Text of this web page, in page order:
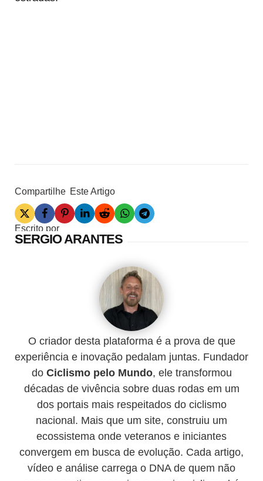
Compartilhe Este Artigo
Escrito por
SERGIO ARANTES
O criador desta plataforma é a prova de que
experiência e inovação pedalam juntas. Fundador
do Ciclismo pelo Mundo, ele transformou
décadas de vivência sobre duas rodas em um
dos portais mais respeitados do ciclismo
nacional. Mais que um site, construiu um
ecossistema onde veteranos e iniciantes
convergem em busca de evolução. Cada artigo,
vídeo e análise carrega o DNA de quem não